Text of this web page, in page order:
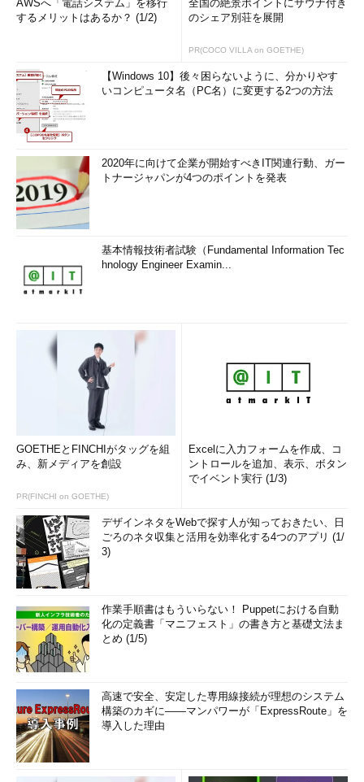
AWSへ「電話システム」を移行
するメリットはあるか？ (1/2)
全国の絶景ポイントにサウナ付き
のシェア別荘を展開
PR(COCO VILLA on GOETHE)
【Windows 10】後々困らないように、分かりやす
いコンピュータ名（PC名）に変更する2つの方法
2020年に向けて企業が開始すべきIT関連行動、ガー
トナージャパンが4つのポイントを発表
基本情報技術者試験（Fundamental Information Tec
hnology Engineer Examin...
GOETHEとFINCHIがタッグを組
み、新メディアを創設
PR(FINCHI on GOETHE)
Excelに入力フォームを作成、コ
ントロールを追加、表示、ボタン
でイベント実行 (1/3)
デザインネタをWebで探す人が知っておきたい、日
ごろのネタ収集と活用を効率化する4つのアプリ (1/
3)
作業手順書はもういらない！ Puppetにおける自動
化の定義書「マニフェスト」の書き方と基礎文法ま
とめ (1/5)
高速で安全、安定した専用線接続が理想のシステム
構築のカギに――マンパワーが「ExpressRoute」を
導入した理由